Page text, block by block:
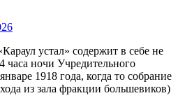
устал» содержит в себе не
часа ночи Учредительного
1918 года, когда то собрание
из зала фракции большевиков)